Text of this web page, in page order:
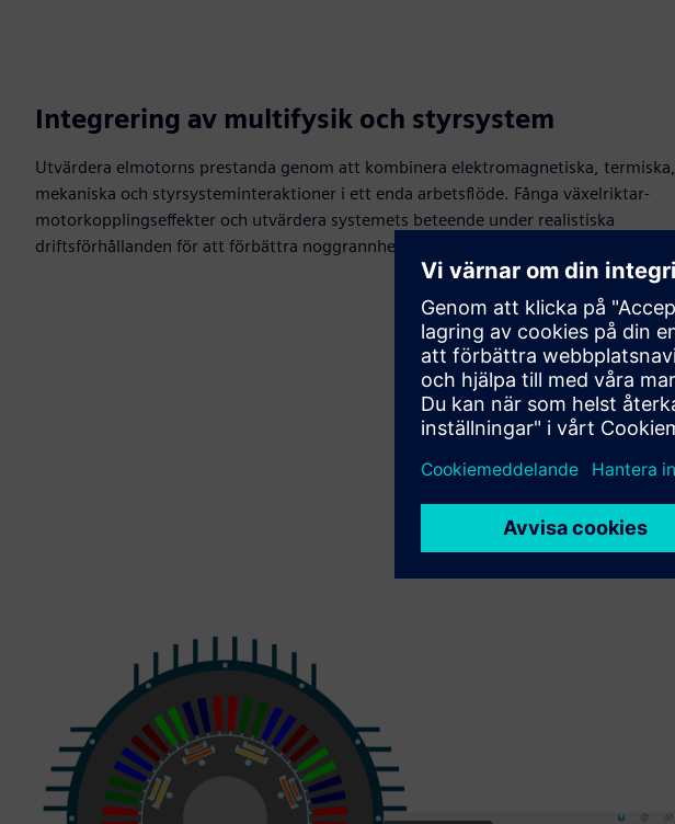
Integrering av multifysik och styrsystem
Utvärdera elmotorns prestanda genom att kombinera elektromagnetiska, termiska,
mekaniska och styrsysteminteraktioner i ett enda arbetsflöde. Fånga växelriktar-
motorkopplingseffekter och utvärdera systemets beteende under realistiska
driftsförhållanden för att förbättra noggrannheten och robustheten.